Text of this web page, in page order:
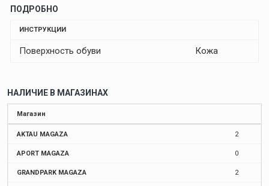
ПОДРОБНО
ИНСТРУКЦИИ
Поверхность обуви Кожа
НАЛИЧИЕ В МАГАЗИНАХ
Магазин
AKTAU MAGAZA 2
APORT MAGAZA 0
GRANDPARK MAGAZA 2